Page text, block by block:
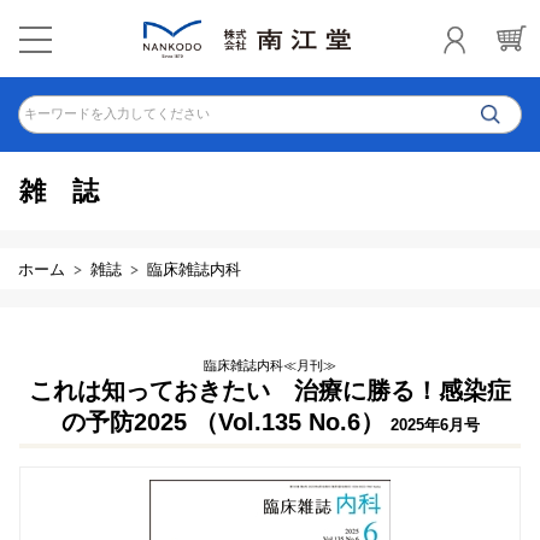
キーワードを入力してください
雑誌
ホーム 雑誌 臨床雑誌内科
臨床雑誌内科≪月刊≫
これは知っておきたい 治療に勝る！感染症
の予防2025 （Vol.135 No.6）
2025年6月号